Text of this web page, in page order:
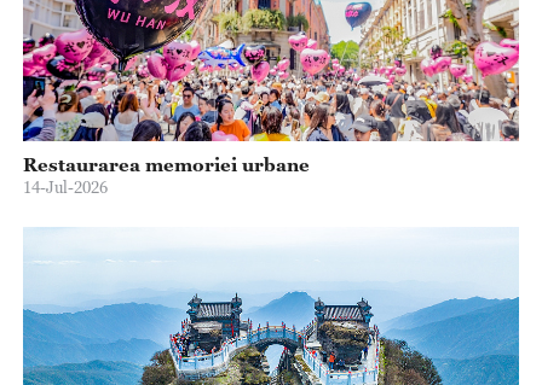
Restaurarea memoriei urbane
14-Jul-2026